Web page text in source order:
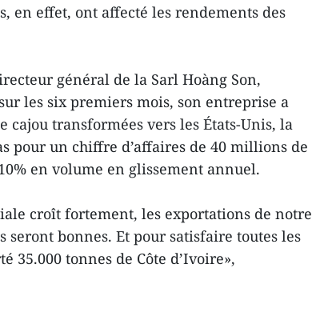
en effet, ont affecté les rendements des
général de la Sarl Hoàng Son,
les six premiers mois, son entreprise a
cajou transformées vers les États-Unis, la
pour un chiffre d’affaires de 40 millions de
en volume en glissement annuel.
croît fortement, les exportations de notre
seront bonnes. Et pour satisfaire toutes les
35.000 tonnes de Côte d’Ivoire»,